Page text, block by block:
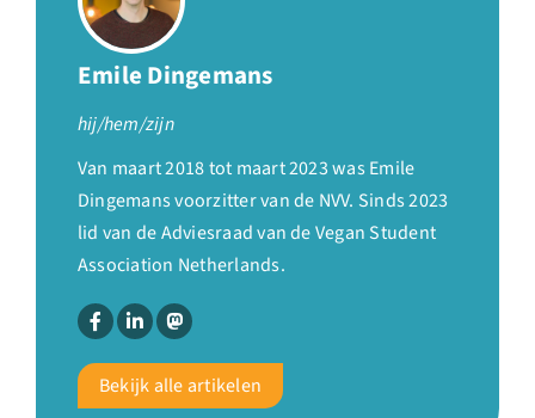
Emile Dingemans
hij/hem/zijn
Van maart 2018 tot maart 2023 was Emile
Dingemans voorzitter van de NVV. Sinds 2023
lid van de Adviesraad van de Vegan Student
Association Netherlands.
Bekijk alle artikelen